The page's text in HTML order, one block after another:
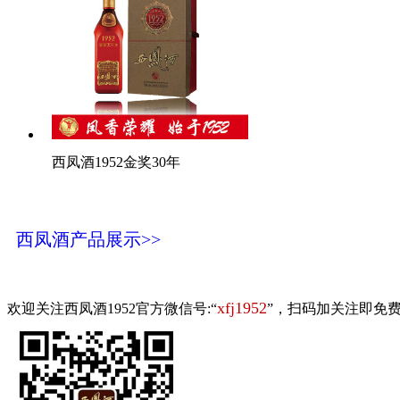
西凤酒1952金奖30年
西凤酒产品展示>>
欢迎关注西凤酒1952官方微信号:“xfj1952”，扫码加关注即免